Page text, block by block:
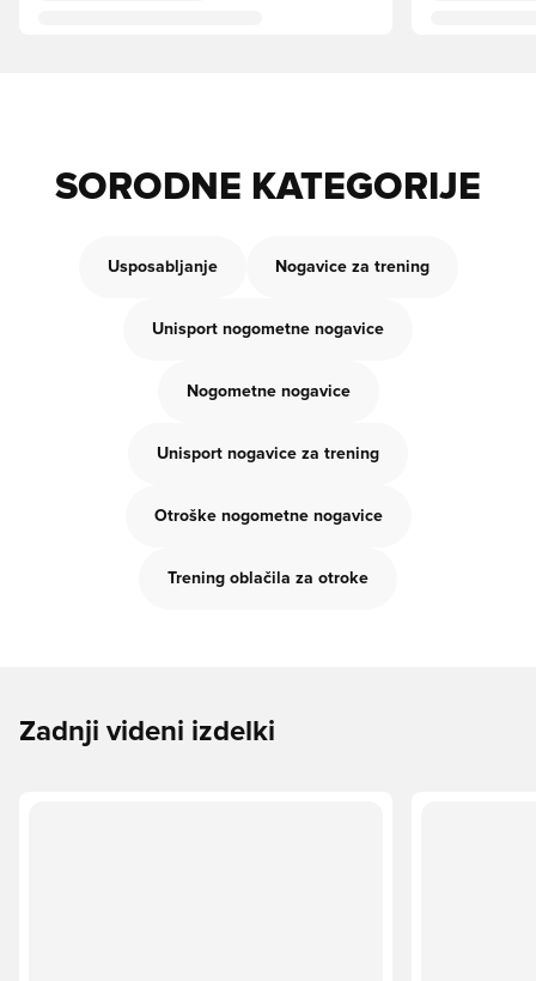
SORODNE KATEGORIJE
Usposabljanje Nogavice za trening
Unisport nogometne nogavice
Nogometne nogavice
Unisport nogavice za trening
Otroške nogometne nogavice
Trening oblačila za otroke
Zadnji videni izdelki